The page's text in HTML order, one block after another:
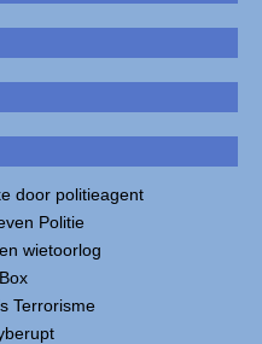
door politieagent
Politie
wietoorlog
Terrorisme